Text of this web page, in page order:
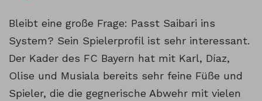
Bleibt eine große Frage: Passt Saibari ins
System? Sein Spielerprofil ist sehr interessant.
Der Kader des FC Bayern hat mit Karl, Díaz,
Olise und Musiala bereits sehr feine Füße und
Spieler, die die gegnerische Abwehr mit vielen